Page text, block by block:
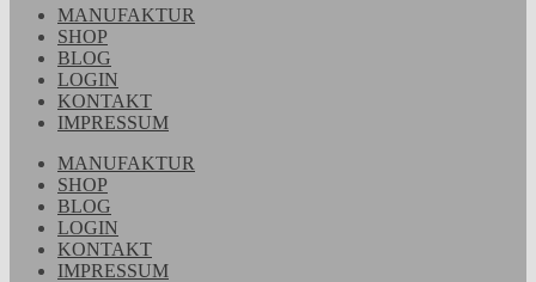
MANUFAKTUR
SHOP
BLOG
LOGIN
KONTAKT
IMPRESSUM
MANUFAKTUR
SHOP
BLOG
LOGIN
KONTAKT
IMPRESSUM